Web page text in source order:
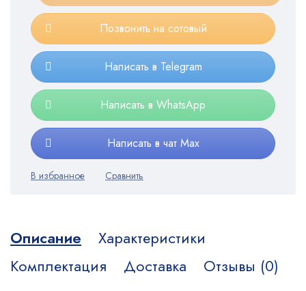
Позвонить на сотовый
Написать в Telegram
Написать в WhatsApp
Написать в чат Max
Описание
Характеристики
Комплектация
Доставка Отзывы (0)